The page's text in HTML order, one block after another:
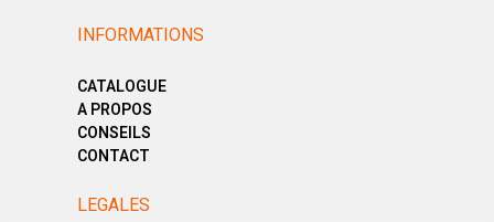
INFORMATIONS
CATALOGUE
A PROPOS
CONSEILS
CONTACT
LEGALES